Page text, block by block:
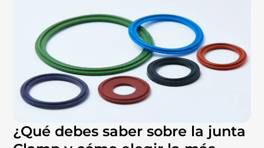
¿Qué debes saber sobre la junta